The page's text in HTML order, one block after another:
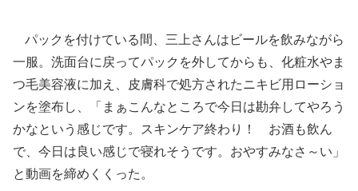
パックを付けている間、三上さんはビールを飲みながら
一服。洗面台に戻ってパックを外してからも、化粧水やま
つ毛美容液に加え、皮膚科で処方されたニキビ用ローショ
ンを塗布し、「まぁこんなところで今日は勘弁してやろう
かなという感じです。スキンケア終わり！ お酒も飲ん
で、今日は良い感じで寝れそうです。おやすみなさ～い」
と動画を締めくくった。